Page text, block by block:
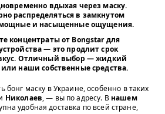
вдыхая через маску.
распределяться в замкнутом
мощные и насыщенные ощущения.
концентраты от Bongstarдля
— это продлит срок
Отличный выбор —жидкий
наши собственные средства.
бонг маску в Украине, особенно в таких
Николаев, — вы по адресу. В нашем
удобная доставка по всей стране,